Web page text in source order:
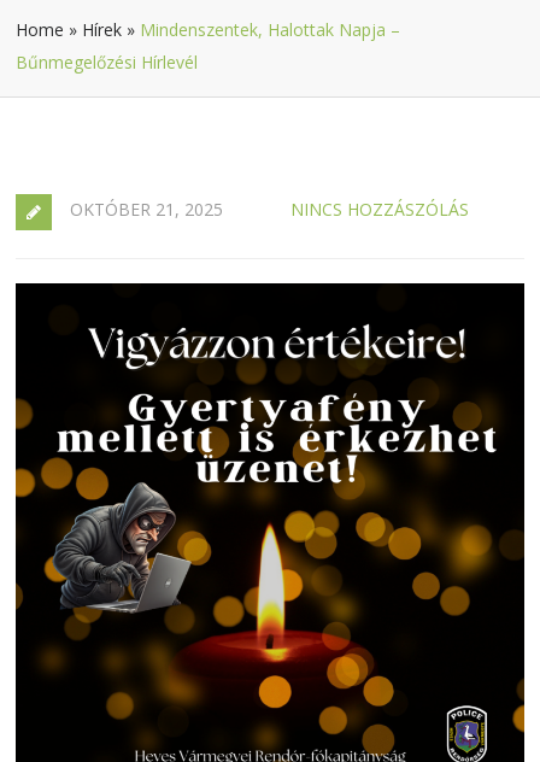
Home » Hírek » Mindenszentek, Halottak Napja –
Bűnmegelőzési Hírlevél
OKTÓBER 21, 2025 NINCS HOZZÁSZÓLÁS